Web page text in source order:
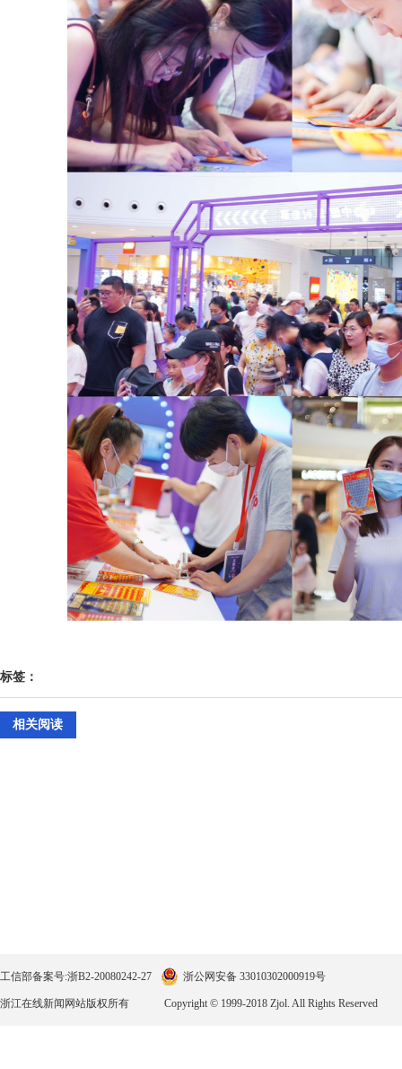
标签：
相关阅读
工信部备案号:浙B2-20080242-27 浙公网安备 33010302000919号
浙江在线新闻网站版权所有 Copyright © 1999-2018 Zjol. All Rights Reserved